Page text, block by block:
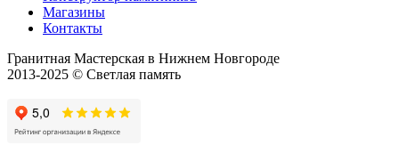
Магазины
Контакты
Гранитная Мастерская в Нижнем Новгороде
2013-2025 © Светлая память